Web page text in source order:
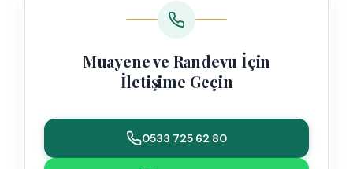
Muayene ve Randevu İçin
İletişime Geçin
0533 725 62 80